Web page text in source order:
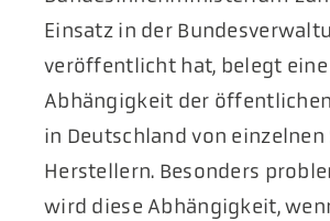
Einsatz in der
veröffentlicht hat, belegt
Abhängigkeit der
in Deutschland von
Herstellern. Besonders
wird diese Abhängigkeit,